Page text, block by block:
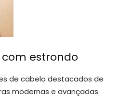
estrondo
de cabelo destacados de
modernas e avançadas.